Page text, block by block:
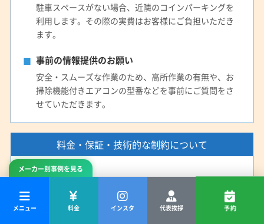
メーカー別事例を見る
メニュー 料金 インスタ 代表挨拶 予約
駐車スペースがない場合、近隣のコインパーキングを
利用します。その際の実費はお客様にご負担いただき
ます。
事前の情報提供のお願い
安全・スムーズな作業のため、高所作業の有無や、お
掃除機能付きエアコンの型番などを事前にご質問をさ
せていただきます。
料金・保証・技術的な制約について
お支払い方法
お支払いは現金のみとなります。あらかじめご準備を
お願いいたします。